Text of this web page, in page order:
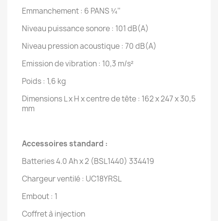
Emmanchement : 6 PANS ¼’’
Niveau puissance sonore : 101 dB(A)
Niveau pression acoustique : 70 dB(A)
Emission de vibration : 10,3 m/s²
Poids : 1,6 kg
Dimensions L x H x centre de tête : 162 x 247 x 30,5
mm
Accessoires standard :
Batteries 4.0 Ah x 2 (BSL1440) 334419
Chargeur ventilé : UC18YRSL
Embout : 1
Coffret à injection